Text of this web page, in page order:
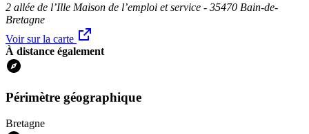
2 allée de l’Ille Maison de l’emploi et service - 35470 Bain-de-
Bretagne
Voir sur la carte
À distance également
Périmètre géographique
Bretagne